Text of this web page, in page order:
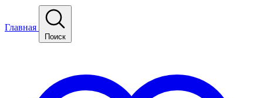
Главная
Поиск